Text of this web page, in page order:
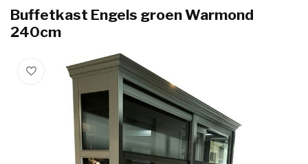
Buffetkast Engels groen Warmond
240cm